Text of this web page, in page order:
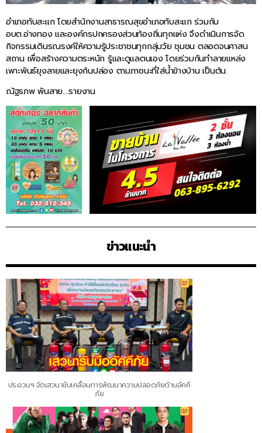
อำเภอทับสะแก โดยสำนักงานสาธารณสุขอำเภอทับสะแก ร่วมกับ
อบต.อ่างทอง และองค์กรปกครองส่วนท้องถิ่นทุกแห่ง จึงดำเนินการจัด
กิจกรรมเดินรณรงค์ให้ความรู้ประชาชนทุกกลุ่มวัย ชุมชน ตลอดจนศาสน
สถาน เพื่อสร้างความตระหนัก รู้และดูแลตนเอง โดยร่วมกันทำลายแหล่ง
เพาะพันธ์ยุงลายและยุงก้นปล่อง ตามภาชนะที่ใส่น้ำข้างบ้าน เป็นต้น.
ณัฐธภพ พันสาย….รายงาน
ข่าวแนะนำ
ประจวบฯ จัดเสวนาขับเคลื่อนการพัฒนาความปลอดภัยด้านอัคคี
ภัย